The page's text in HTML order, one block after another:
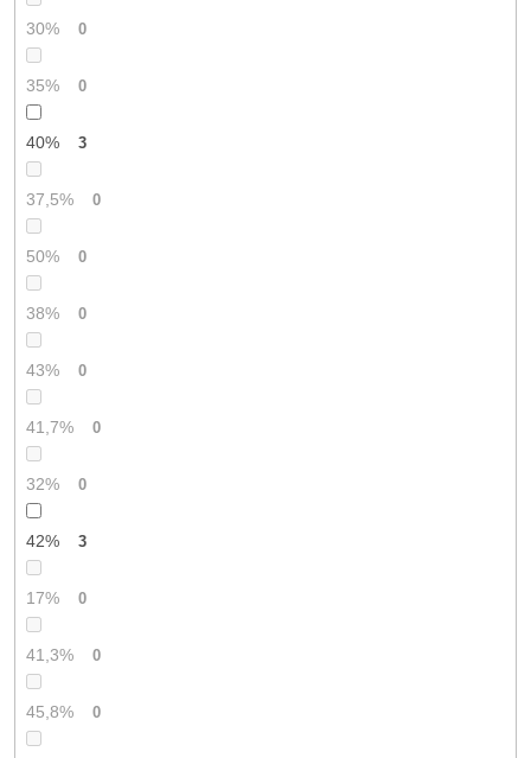
30% 0
35% 0
40% 3
37,5% 0
50% 0
38% 0
43% 0
41,7% 0
32% 0
42% 3
17% 0
41,3% 0
45,8% 0